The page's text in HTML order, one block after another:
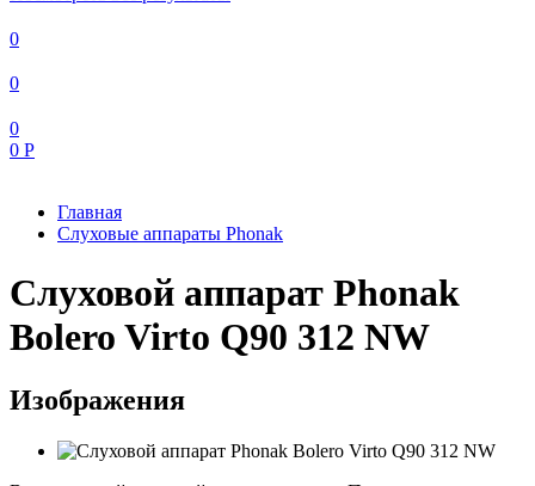
0
0
0
0 Р
Главная
Слуховые аппараты Phonak
Слуховой аппарат Phonak
Bolero Virto Q90 312 NW
Изображения